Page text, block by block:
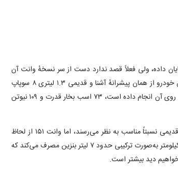
داده، ولی فعلاً قصد ندارد دست از سر نسخهٔ وانت آن
بردارد و ۱۵۱ همچنان با قدرت تولید می‌شود! این خودرو از همان پیشرانهٔ آشنا و قدیمی ۱.۳ لیتری ۸ سوپاپ
پراید استفاده می‌کند که با بهسازی‌هایی که سایپا روی آن انجام داده است، ۷۳ اسب بخار قدرت و ۱۰۹ نیوتن
هر چند این اعداد برای یک پیشرانهٔ ۱.۳ لیتری قدیمی نسبتاً مناسب به نظر می‌رسند، اما وانت ۱۵۱ از لحاظ
مصرف سوخت شرایط جالبی ندارد و در هر صد کیلومتر به‌صورت ترکیبی حدود ۷ لیتر بنزین مصرف می‌کند که
خواهیم دید بیشتر است.